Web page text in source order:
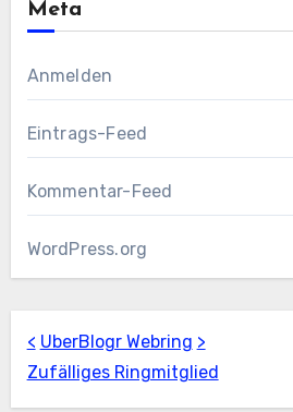
Meta
Anmelden
Eintrags-Feed
Kommentar-Feed
WordPress.org
< UberBlogr Webring >
Zufälliges Ringmitglied